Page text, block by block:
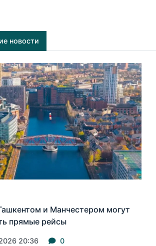
новости
и Манчестером могут
прямые рейсы
20:36 0